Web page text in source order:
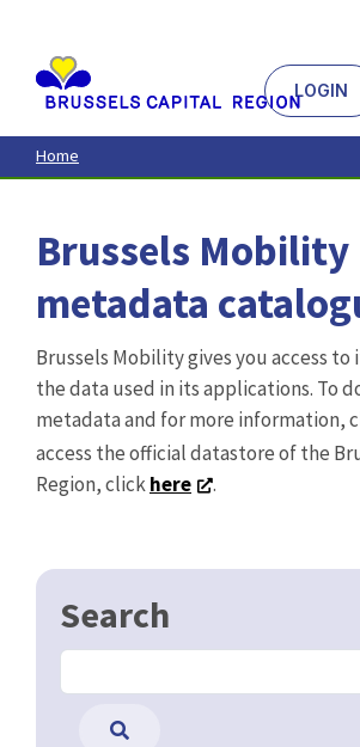
contenu
principal
LOGIN
Home
Brussels Mobility
metadata
Brussels Mobility gives you access to
the data used in its applications. To
metadata and for more information,
access the official datastore of the
Region, clickhere .
Search